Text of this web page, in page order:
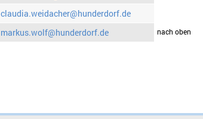
claudia.weidacher@hunderdorf.de
markus.wolf@hunderdorf.dedrucken nach oben